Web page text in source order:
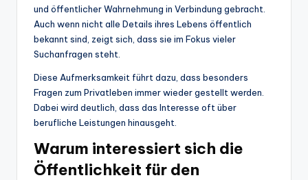
und öffentlicher Wahrnehmung in Verbindung gebracht.
Auch wenn nicht alle Details ihres Lebens öffentlich
bekannt sind, zeigt sich, dass sie im Fokus vieler
Suchanfragen steht.
Diese Aufmerksamkeit führt dazu, dass besonders
Fragen zum Privatleben immer wieder gestellt werden.
Dabei wird deutlich, dass das Interesse oft über
berufliche Leistungen hinausgeht.
Warum interessiert sich die
Öffentlichkeit für den